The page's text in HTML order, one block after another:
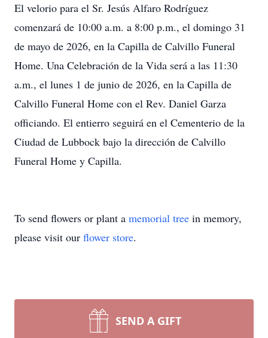
El velorio para el Sr. Jesús Alfaro Rodríguez
comenzará de 10:00 a.m. a 8:00 p.m., el domingo 31
de mayo de 2026, en la Capilla de Calvillo Funeral
Home. Una Celebración de la Vida será a las 11:30
a.m., el lunes 1 de junio de 2026, en la Capilla de
Calvillo Funeral Home con el Rev. Daniel Garza
officiando. El entierro seguirá en el Cementerio de la
Ciudad de Lubbock bajo la dirección de Calvillo
Funeral Home y Capilla.
To send flowers or plant a memorial tree in memory,
please visit our flower store.
SEND A GIFT